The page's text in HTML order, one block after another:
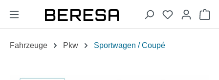
springen
Fahrzeuge Pkw Sportwagen / Coupé
Bildergalerie überspringen